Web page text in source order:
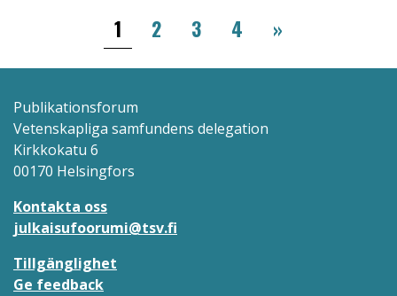
Paginering
1 2 3 4 »››
Publikationsforum
Vetenskapliga samfundens delegation
Kirkkokatu 6
00170 Helsingfors
Kontakta oss
julkaisufoorumi@tsv.fi
Tillgänglighet
Ge feedback